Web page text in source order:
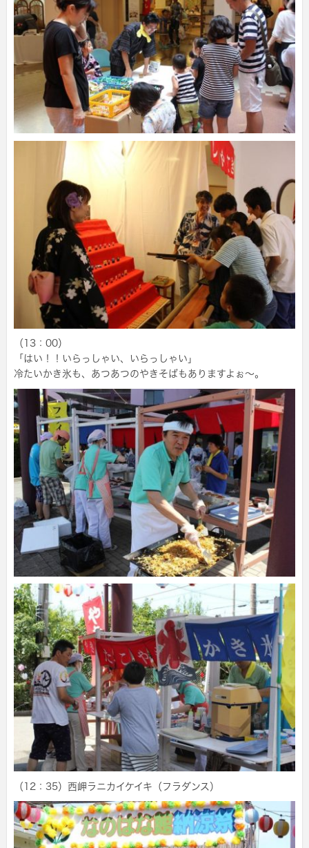
（13：00）
「はい！！いらっしゃい、いらっしゃい」
冷たいかき氷も、あつあつのやきそばもありますよぉ～。
（12：35）西岬ラニカイケイキ（フラダンス）